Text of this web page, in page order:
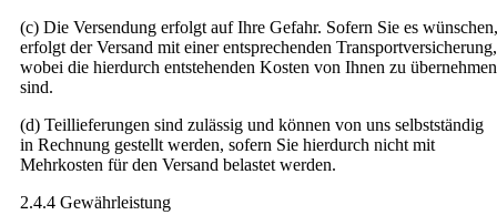
(c) Die Versendung erfolgt auf Ihre Gefahr. Sofern Sie es wünschen,
erfolgt der Versand mit einer entsprechenden Transportversicherung,
wobei die hierdurch entstehenden Kosten von Ihnen zu übernehmen
sind.
(d) Teillieferungen sind zulässig und können von uns selbstständig
in Rechnung gestellt werden, sofern Sie hierdurch nicht mit
Mehrkosten für den Versand belastet werden.
2.4.4 Gewährleistung